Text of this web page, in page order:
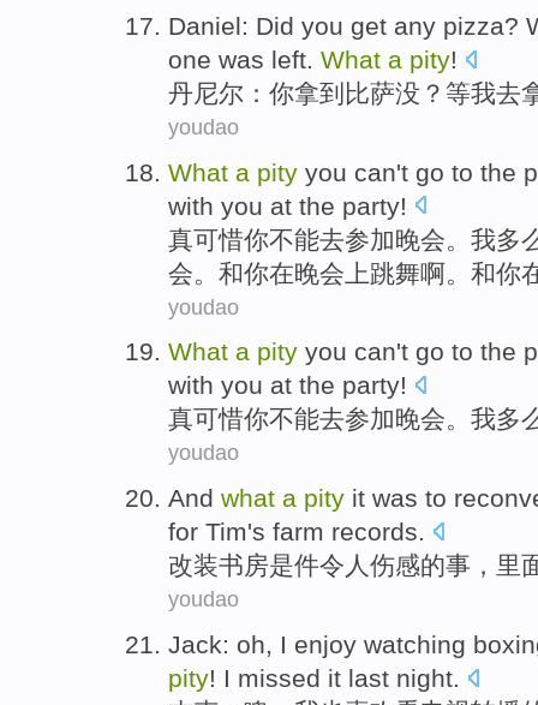
Daniel: Did you get any pizza?
one was left. What a pity!
丹尼尔 ： 你拿到 比萨没 ？ 等我去
youdao
What a pity you can't go to the
with you at the party!
真可惜你不能去参加晚会 。 我多
会。 和你在晚会上跳舞啊。和你
youdao
What a pity you can't go to the
with you at the party!
真可惜你不能去参加晚会。 我多
youdao
And what a pity it was to
for Tim's farm records.
改装书房是件令人伤感的事 ，里
youdao
Jack: oh, I enjoy watching
pity! I missed it last night.